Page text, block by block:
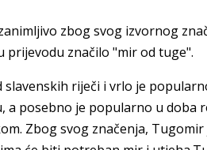
zbog svog izvornog
prijevodu značilo "mir od tuge".
slavenskih riječi i vrlo je
a posebno je popularno u doba
Zbog svog značenja,